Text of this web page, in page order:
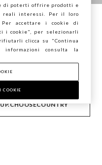
collezioni e
IT EN
Italia, vuoi
di poterti offrire prodotti e
interessi. Per il loro
accettare i cookie di
i cookie", per selezionarli
clicca su "Continua
informazioni consulta la
COOKIE